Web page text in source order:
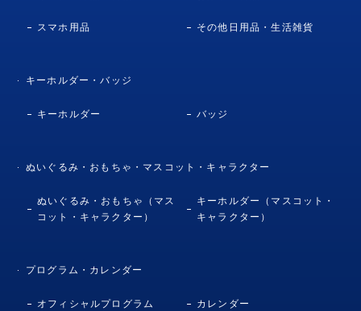
スマホ用品 その他日用品・生活雑貨
キーホルダー・バッジ
キーホルダー バッジ
ぬいぐるみ・おもちゃ・マスコット・キャラクター
ぬいぐるみ・おもちゃ（マス
コット・キャラクター）
キーホルダー（マスコット・
キャラクター）
プログラム・カレンダー
オフィシャルプログラム カレンダー